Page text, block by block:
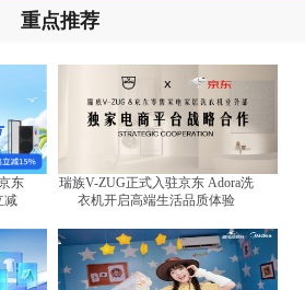
重点推荐
东
减
瑞族V-ZUG正式入驻京东 Adora洗
衣机开启高端生活品质体验